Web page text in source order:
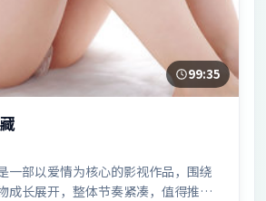
99:35
一部以爱情为核心的影视作品，围绕
成长展开，整体节奏紧凑，值得推荐